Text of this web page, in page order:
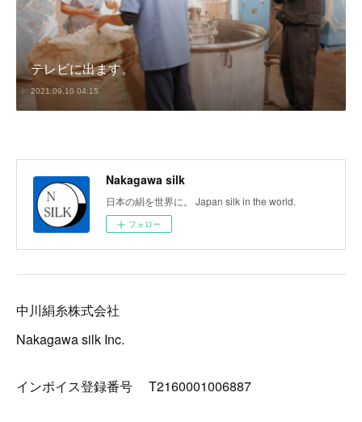
テレビに出ます。
2021.09.10 04:15
Nakagawa silk
日本の絹を世界に。 Japan silk in the world.
フォロー
中川絹糸株式会社
Nakagawa silk Inc.
インボイス登録番号 T2160001006887